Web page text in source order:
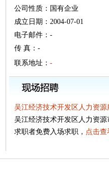
公司性质：国有企业
成立日期：2004-07-01
电子邮件：-
传 真：-
联系地址： -
吴江经济技术开发区人力资源
吴江经济技术开发区人力资
求职者免费入场求职， 点击查